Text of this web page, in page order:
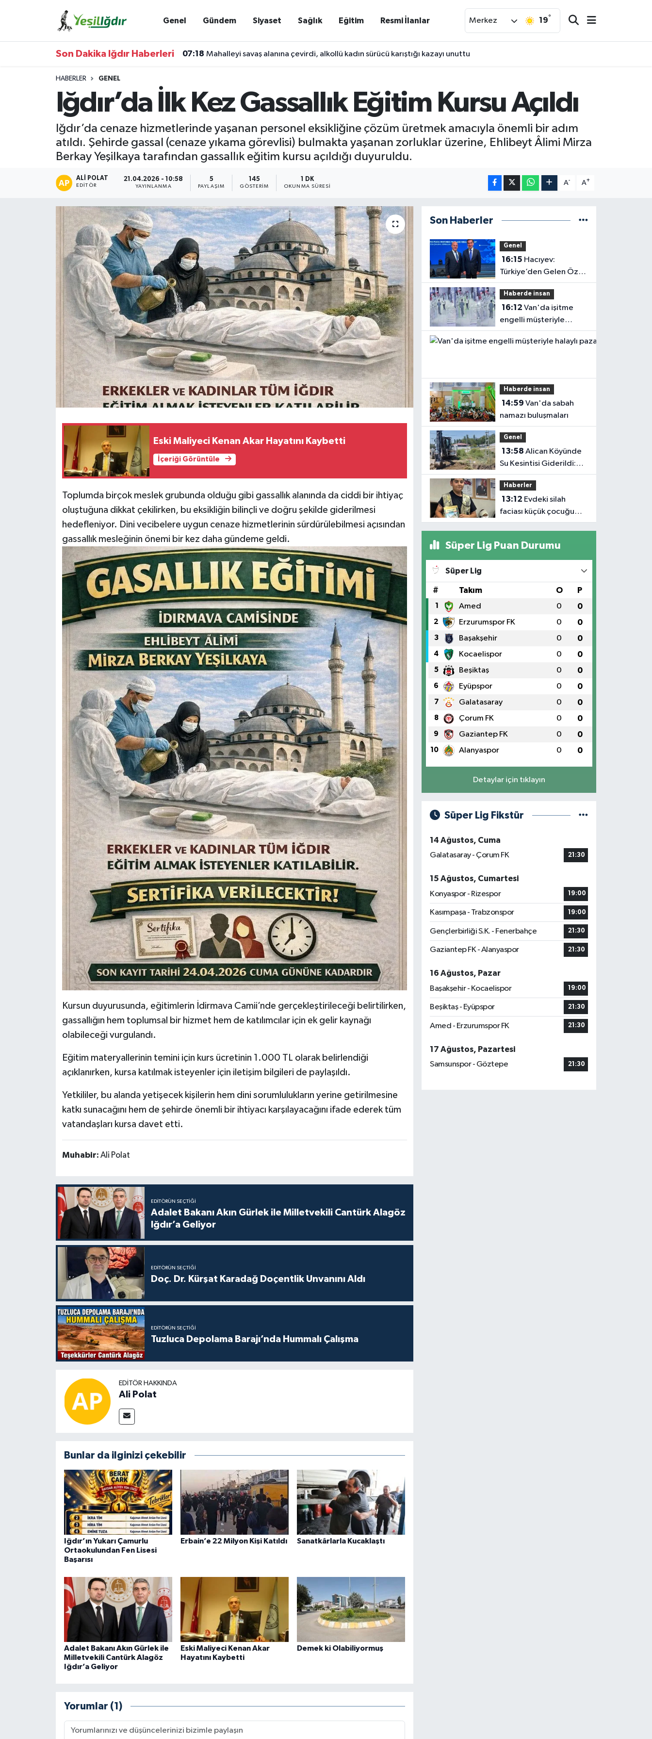
Genel Gündem Siyaset Sağlık Eğitim Resmi İlanlar Merkez 19°
Son Dakika Iğdır Haberleri 07:18 Mahalleyi savaş alanına çevirdi, alkollü kadın sürücü karıştığı kazayı unuttu
HABERLER GENEL
Iğdır’da İlk Kez Gassallık Eğitim Kursu Açıldı
Iğdır’da cenaze hizmetlerinde yaşanan personel eksikliğine çözüm üretmek amacıyla önemli bir adım
atıldı. Şehirde gassal (cenaze yıkama görevlisi) bulmakta yaşanan zorluklar üzerine, Ehlibeyt Âlimi Mirza
Berkay Yeşilkaya tarafından gassallık eğitim kursu açıldığı duyuruldu.
ALI POLAT
EDITÖR
21.04.2026 - 10:58
YAYINLANMA
5
PAYLAŞIM
145
GÖSTERIM
1 DK
OKUNMA SÜRESI
A- A+
Eski Maliyeci Kenan Akar Hayatını Kaybetti
İçeriği Görüntüle
Toplumda birçok meslek grubunda olduğu gibi gassallık alanında da ciddi bir ihtiyaç
oluştuğuna dikkat çekilirken, bu eksikliğin bilinçli ve doğru şekilde giderilmesi
hedefleniyor. Dini vecibelere uygun cenaze hizmetlerinin sürdürülebilmesi açısından
gassallık mesleğinin önemi bir kez daha gündeme geldi.
Kursun duyurusunda, eğitimlerin İdirmava Camii’nde gerçekleştirileceği belirtilirken,
gassallığın hem toplumsal bir hizmet hem de katılımcılar için ek gelir kaynağı
olabileceği vurgulandı.
Eğitim materyallerinin temini için kurs ücretinin 1.000 TL olarak belirlendiği
açıklanırken, kursa katılmak isteyenler için iletişim bilgileri de paylaşıldı.
Yetkililer, bu alanda yetişecek kişilerin hem dini sorumlulukların yerine getirilmesine
katkı sunacağını hem de şehirde önemli bir ihtiyacı karşılayacağını ifade ederek tüm
vatandaşları kursa davet etti.
Muhabir: Ali Polat
EDITÖRÜN SEÇTIĞI
Adalet Bakanı Akın Gürlek ile Milletvekili Cantürk Alagöz
Iğdır’a Geliyor
EDITÖRÜN SEÇTIĞI
Doç. Dr. Kürşat Karadağ Doçentlik Unvanını Aldı
EDITÖRÜN SEÇTIĞI
Tuzluca Depolama Barajı’nda Hummalı Çalışma
EDITÖR HAKKINDA
Ali Polat
Bunlar da ilginizi çekebilir
Iğdır’ın Yukarı Çamurlu
Ortaokulundan Fen Lisesi
Başarısı
Erbain’e 22 Milyon Kişi Katıldı Sanatkârlarla Kucaklaştı
Adalet Bakanı Akın Gürlek ile
Milletvekili Cantürk Alagöz
Iğdır’a Geliyor
Eski Maliyeci Kenan Akar
Hayatını Kaybetti
Demek ki Olabiliyormuş
Yorumlar (1)
Son Haberler
Genel
16:15
Türkiye’den Gelen Öz
Evine Gelir
Haberde insan
16:12
engelli müşteriyle
halaylı pazarlık
gülümsetti
Haberde insan
14:59
namazı buluşmaları
Genel
13:58
Su Kesintisi Giderildi:
Ekipler Anında
Müdahale Etti
Haberler
13:12
faciası küçük çocuğu
hayattan kopardı
Süper Lig Puan Durumu
Süper Lig
# Takım O P
1 Amed 0 0
2 Erzurumspor FK 0 0
3 Başakşehir 0 0
4 Kocaelispor 0 0
5 Beşiktaş 0 0
6 Eyüpspor 0 0
7 Galatasaray 0 0
8 Çorum FK 0 0
9 Gaziantep FK 0 0
10 Alanyaspor 0 0
Detaylar için tıklayın
Süper Lig Fikstür
14 Ağustos, Cuma
Galatasaray - Çorum FK
21:30
15 Ağustos, Cumartesi
Konyaspor - Rizespor
19:00
Kasımpaşa - Trabzonspor 19:00
Gençlerbirliği S.K. - Fenerbahçe 21:30
Gaziantep FK - Alanyaspor 21:30
16 Ağustos, Pazar
Başakşehir - Kocaelispor
19:00
Beşiktaş - Eyüpspor 21:30
Amed - Erzurumspor FK 21:30
17 Ağustos, Pazartesi
Samsunspor - Göztepe
21:30
Iğdır Trafik Yoğunluk Haritası
Süper Lig Puan Durumu ve Fikstür
Tüm Manşetler
Son Dakika Haberleri
Haber Arşivi